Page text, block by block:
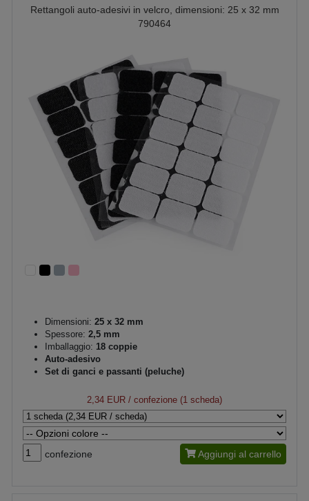
Rettangoli auto-adesivi in velcro, dimensioni: 25 x 32 mm
790464
Dimensioni: 25 x 32 mm
Spessore: 2,5 mm
Imballaggio: 18 coppie
Auto-adesivo
Set di ganci e passanti (peluche)
2,34 EUR / confezione (1 scheda)
confezione Aggiungi al carrello